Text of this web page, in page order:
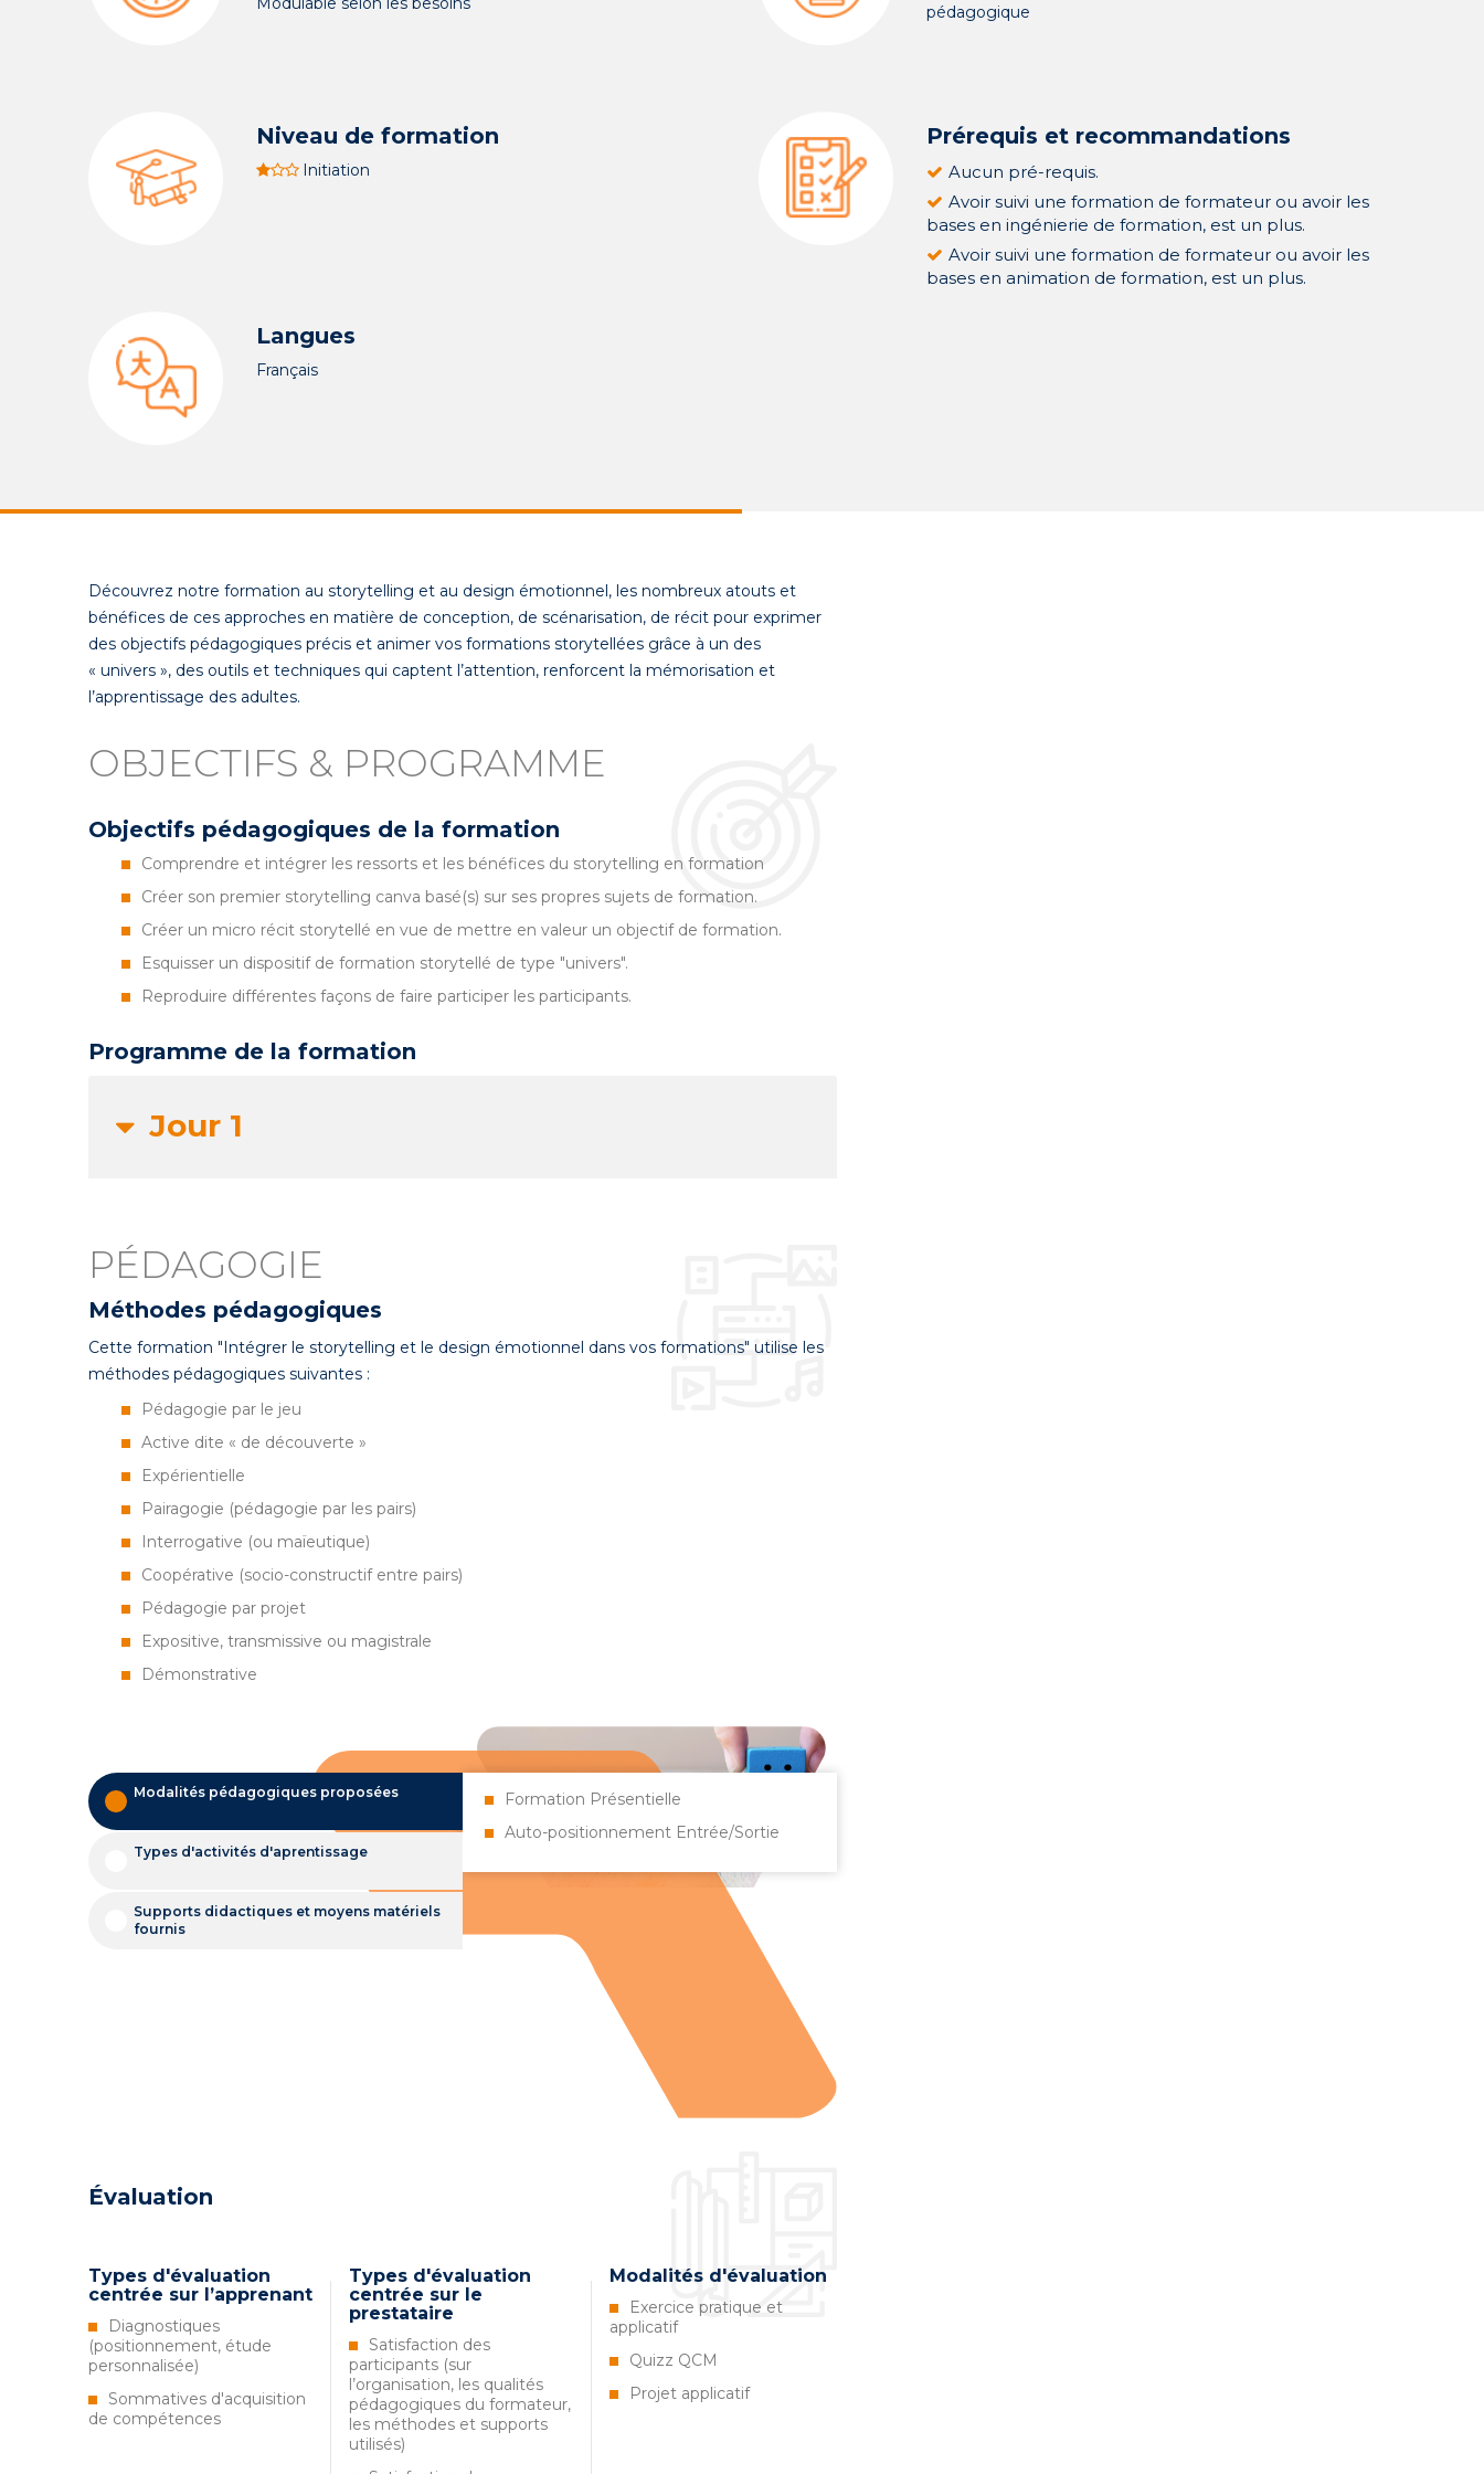
Niveau de formation
Initiation
Langues
Français
pédagogique
Prérequis et recommandations
Aucun pré-requis.
Avoir suivi une formation de formateur ou avoir les
bases en ingénierie de formation, est un plus.
Avoir suivi une formation de formateur ou avoir les
bases en animation de formation, est un plus.
Découvrez notre formation au storytelling et au design émotionnel, les nombreux atouts et
bénéfices de ces approches en matière de conception, de scénarisation, de récit pour exprimer
des objectifs pédagogiques précis et animer vos formations storytellées grâce à un des
« univers », des outils et techniques qui captent l’attention, renforcent la mémorisation et
l’apprentissage des adultes.
OBJECTIFS & PROGRAMME
Objectifs pédagogiques de la formation
Comprendre et intégrer les ressorts et les bénéfices du storytelling en formation
Créer son premier storytelling canva basé(s) sur ses propres sujets de formation.
Créer un micro récit storytellé en vue de mettre en valeur un objectif de formation.
Esquisser un dispositif de formation storytellé de type "univers".
Reproduire différentes façons de faire participer les participants.
Programme de la formation
Jour 1
PÉDAGOGIE
Méthodes pédagogiques
Cette formation "Intégrer le storytelling et le design émotionnel dans vos formations" utilise les
méthodes pédagogiques suivantes :
Pédagogie par le jeu
Active dite « de découverte »
Expérientielle
Pairagogie (pédagogie par les pairs)
Interrogative (ou maïeutique)
Coopérative (socio-constructif entre pairs)
Pédagogie par projet
Expositive, transmissive ou magistrale
Démonstrative
Modalités pédagogiques proposées
Types d'activités d'aprentissage
Supports didactiques et moyens matériels
fournis
Formation Présentielle
Auto-positionnement Entrée/Sortie
Évaluation
Types d'évaluation
centrée sur l’apprenant
Diagnostiques
(positionnement, étude
personnalisée)
Sommatives d'acquisition
de compétences
Types d'évaluation
centrée sur le
prestataire
Satisfaction des
participants (sur
l’organisation, les qualités
pédagogiques du formateur,
les méthodes et supports
utilisés)
Modalités d'évaluation
Exercice pratique et
applicatif
Quizz QCM
Projet applicatif